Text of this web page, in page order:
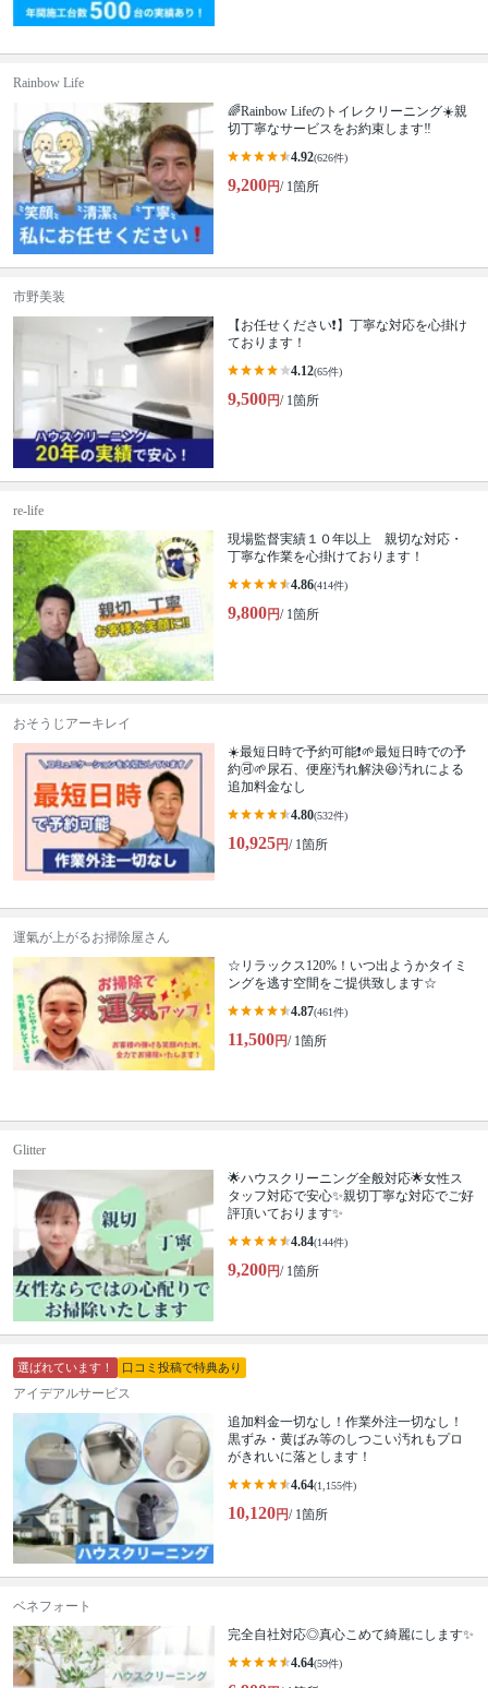
Rainbow Life
🌈Rainbow Lifeのトイレクリーニング☀️親
切丁寧なサービスをお約束します‼️
4.92(626件)
9,200円/ 1箇所
市野美装
【お任せください❗️】丁寧な対応を心掛け
ております！
4.12(65件)
9,500円/ 1箇所
re-life
現場監督実績１０年以上 親切な対応・
丁寧な作業を心掛けております！
4.86(414件)
9,800円/ 1箇所
おそうじアーキレイ
☀️最短日時で予約可能❗🌱最短日時での予
約🉑🌱尿石、便座汚れ解決😆汚れによる
追加料金なし
4.80(532件)
10,925円/ 1箇所
運氣が上がるお掃除屋さん
☆リラックス120%！いつ出ようかタイミ
ングを逃す空間をご提供致します☆
4.87(461件)
11,500円/ 1箇所
Glitter
🌟ハウスクリーニング全般対応🌟女性ス
タッフ対応で安心✨親切丁寧な対応でご好
評頂いております✨
4.84(144件)
9,200円/ 1箇所
選ばれています！ 口コミ投稿で特典あり
アイデアルサービス
追加料金一切なし！作業外注一切なし！
黒ずみ・黄ばみ等のしつこい汚れもプロ
がきれいに落とします！
4.64(1,155件)
10,120円/ 1箇所
ベネフォート
完全自社対応◎真心こめて綺麗にします✨
4.64(59件)